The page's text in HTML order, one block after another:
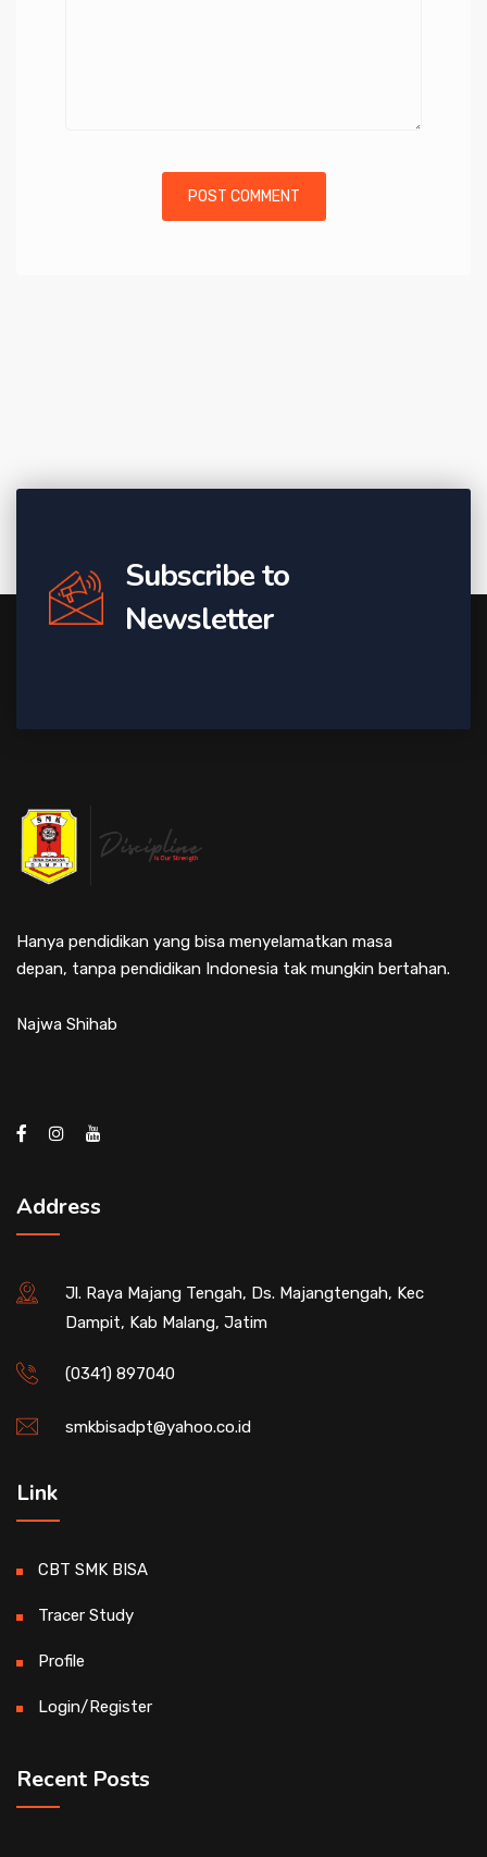
Subscribe to
Newsletter
Hanya pendidikan yang bisa menyelamatkan masa
depan, tanpa pendidikan Indonesia tak mungkin bertahan.
Najwa Shihab
Address
Jl. Raya Majang Tengah, Ds. Majangtengah, Kec
Dampit, Kab Malang, Jatim
(0341) 897040
smkbisadpt@yahoo.co.id
Link
CBT SMK BISA
Tracer Study
Profile
Login/Register
Recent Posts